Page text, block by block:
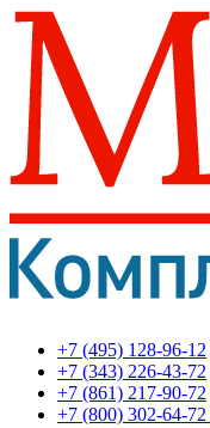
+7 (495) 128-96-12
+7 (343) 226-43-72
+7 (861) 217-90-72
+7 (800) 302-64-72